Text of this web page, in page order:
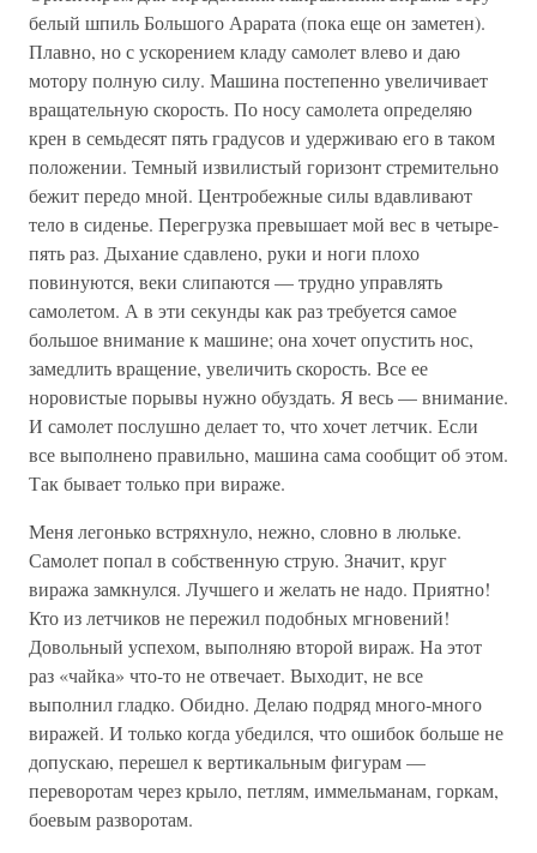
белый шпиль Большого Арарата (пока еще он заметен).
Плавно, но с ускорением кладу самолет влево и даю
мотору полную силу. Машина постепенно увеличивает
вращательную скорость. По носу самолета определяю
крен в семьдесят пять градусов и удерживаю его в таком
положении. Темный извилистый горизонт стремительно
бежит передо мной. Центробежные силы вдавливают
тело в сиденье. Перегрузка превышает мой вес в четыре-
пять раз. Дыхание сдавлено, руки и ноги плохо
повинуются, веки слипаются — трудно управлять
самолетом. А в эти секунды как раз требуется самое
большое внимание к машине; она хочет опустить нос,
замедлить вращение, увеличить скорость. Все ее
норовистые порывы нужно обуздать. Я весь — внимание.
И самолет послушно делает то, что хочет летчик. Если
все выполнено правильно, машина сама сообщит об этом.
Так бывает только при вираже.
Меня легонько встряхнуло, нежно, словно в люльке.
Самолет попал в собственную струю. Значит, круг
виража замкнулся. Лучшего и желать не надо. Приятно!
Кто из летчиков не пережил подобных мгновений!
Довольный успехом, выполняю второй вираж. На этот
раз «чайка» что-то не отвечает. Выходит, не все
выполнил гладко. Обидно. Делаю подряд много-много
виражей. И только когда убедился, что ошибок больше не
допускаю, перешел к вертикальным фигурам —
переворотам через крыло, петлям, иммельманам, горкам,
боевым разворотам.